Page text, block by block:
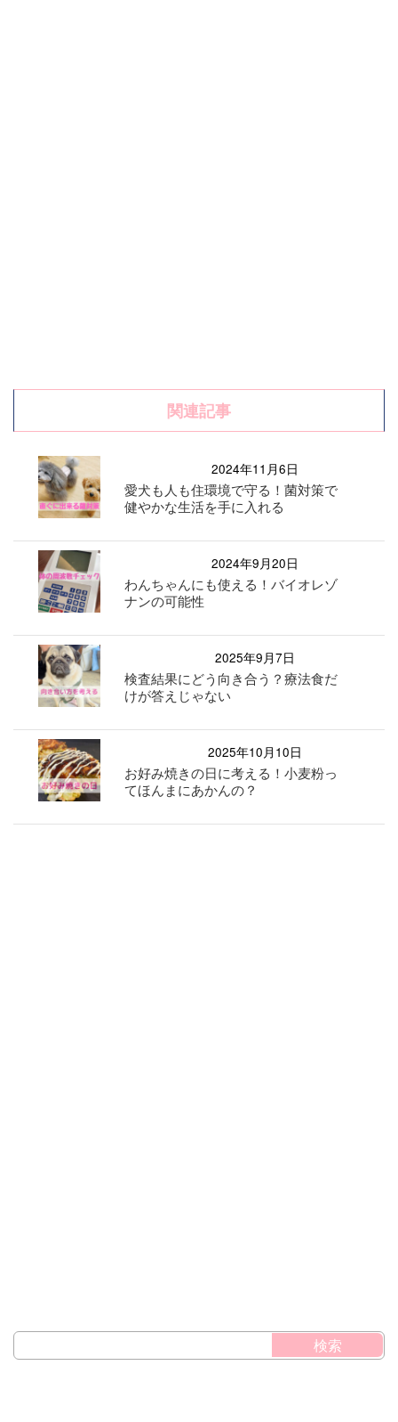
関連記事
2024年11月6日
愛犬も人も住環境で守る！菌対策で
健やかな生活を手に入れる
2024年9月20日
わんちゃんにも使える！バイオレゾ
ナンの可能性
2025年9月7日
検査結果にどう向き合う？療法食だ
けが答えじゃない
2025年10月10日
お好み焼きの日に考える！小麦粉っ
てほんまにあかんの？